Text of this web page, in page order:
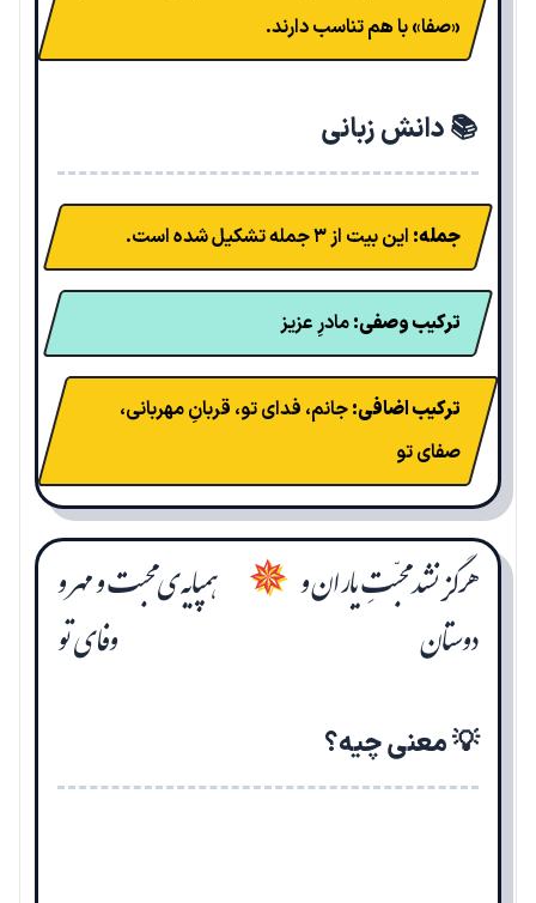
«صفا» با هم تناسب دارند.
📚 دانش زبانی
جمله: این بیت از ۳ جمله تشکیل شده است.
ترکیب وصفی:مادرِ عزیز
ترکیب اضافی:جانم، فدای تو، قربانِ مهربانی،
صفای تو
هرگز نشد محبّتِ یاران و
دوستان
✵ همپایه‌ی محبت و مهر و
وفای تو
💡 معنی چیه؟